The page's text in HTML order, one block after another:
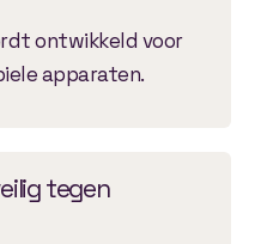
ontwikkeld voor
apparaten.
tegen